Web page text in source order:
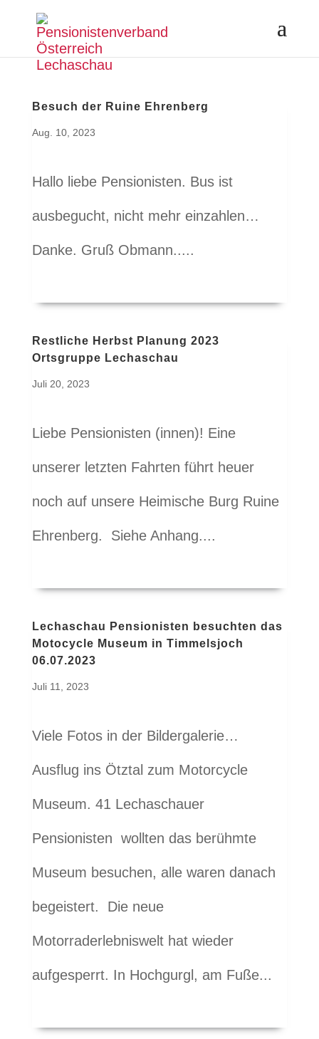
Besuch der Ruine Ehrenberg
Aug. 10, 2023
Hallo liebe Pensionisten. Bus ist
ausbegucht, nicht mehr einzahlen…
Danke. Gruß Obmann.....
Restliche Herbst Planung 2023
Ortsgruppe Lechaschau
Juli 20, 2023
Liebe Pensionisten (innen)! Eine
unserer letzten Fahrten führt heuer
noch auf unsere Heimische Burg Ruine
Ehrenberg. Siehe Anhang....
Lechaschau Pensionisten besuchten das
Motocycle Museum in Timmelsjoch
06.07.2023
Juli 11, 2023
Viele Fotos in der Bildergalerie…
Ausflug ins Ötztal zum Motorcycle
Museum. 41 Lechaschauer
Pensionisten wollten das berühmte
Museum besuchen, alle waren danach
begeistert. Die neue
Motorraderlebniswelt hat wieder
aufgesperrt. In Hochgurgl, am Fuße...